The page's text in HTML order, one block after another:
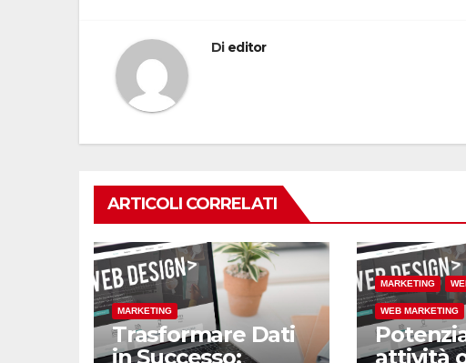
Di editor
ARTICOLI CORRELATI
MARKETING
Trasformare Dati
in Successo:
MARKETING
WEB MARKETING
attività